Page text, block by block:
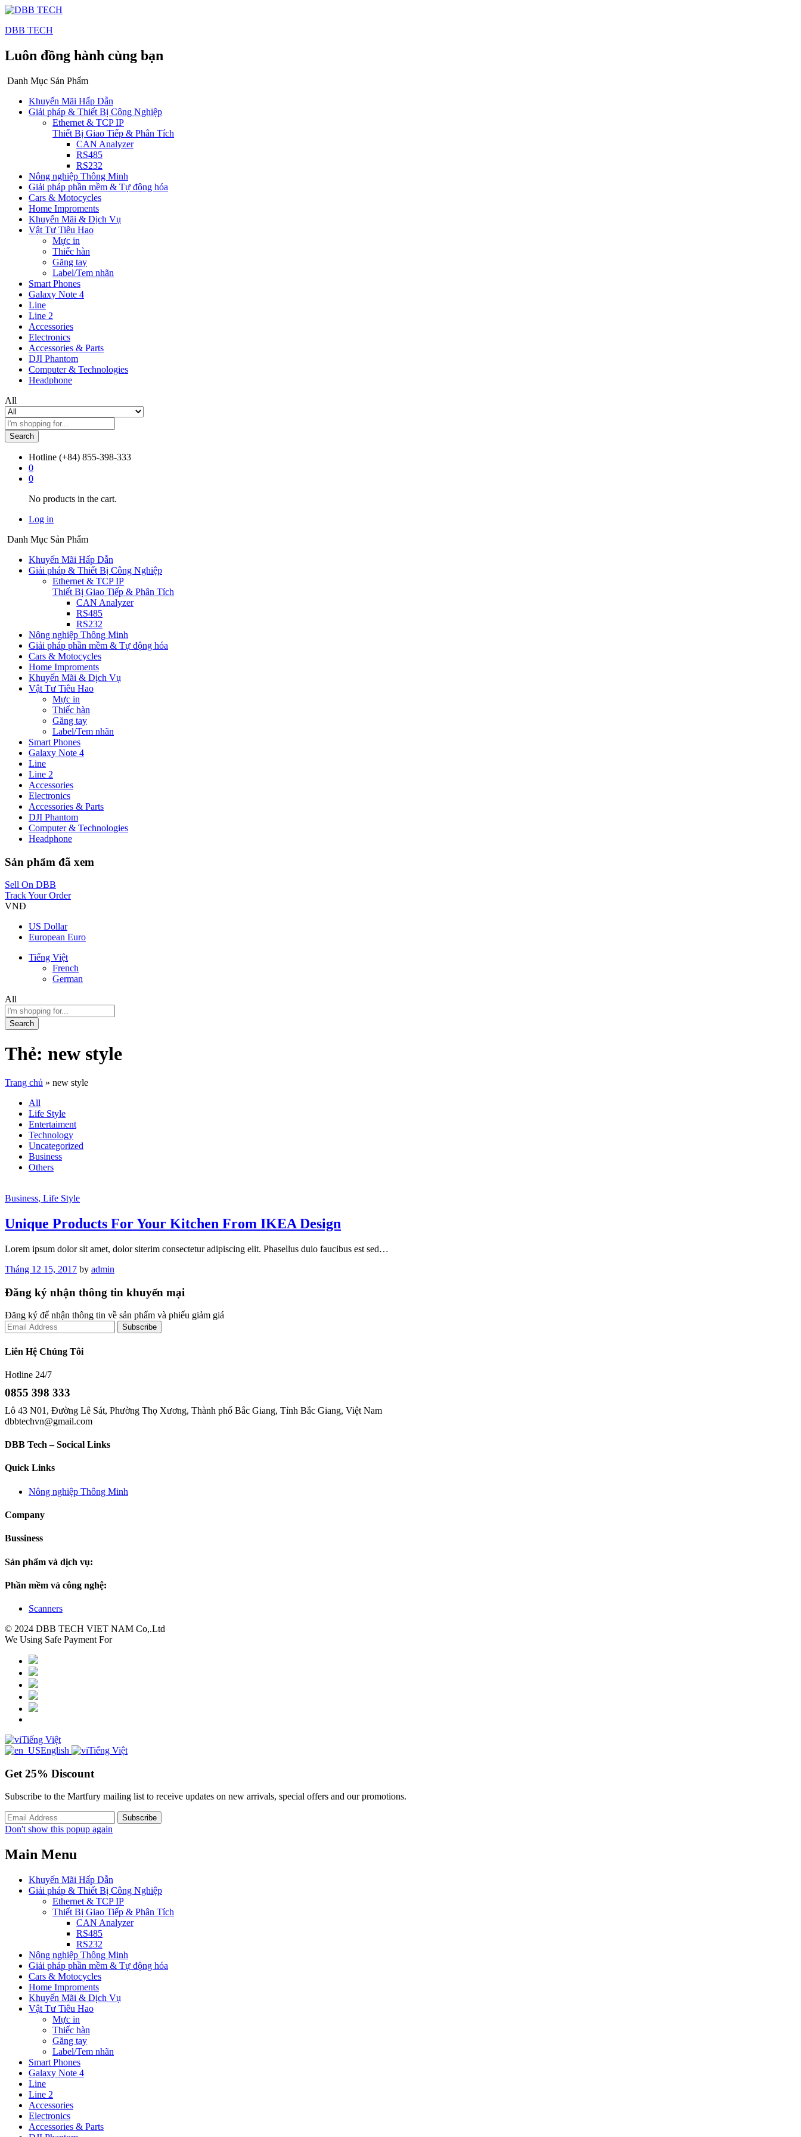
DBB TECH
Luôn đồng hành cùng bạn
Danh Mục Sản Phẩm
Khuyến Mãi Hấp Dẫn
Giải pháp & Thiết Bị Công Nghiệp
Ethernet & TCP IP
Thiết Bị Giao Tiếp & Phân Tích
CAN Analyzer
RS485
RS232
Nông nghiệp Thông Minh
Giải pháp phần mềm & Tự động hóa
Cars & Motocycles
Home Improments
Khuyến Mãi & Dịch Vụ
Vật Tư Tiêu Hao
Mực in
Thiếc hàn
Găng tay
Label/Tem nhãn
Smart Phones
Galaxy Note 4
Line
Line 2
Accessories
Electronics
Accessories & Parts
DJI Phantom
Computer & Technologies
Headphone
All
Search
Hotline (+84) 855-398-333
0
0
No products in the cart.
Log in
Danh Mục Sản Phẩm
Khuyến Mãi Hấp Dẫn
Giải pháp & Thiết Bị Công Nghiệp
Ethernet & TCP IP
Thiết Bị Giao Tiếp & Phân Tích
CAN Analyzer
RS485
RS232
Nông nghiệp Thông Minh
Giải pháp phần mềm & Tự động hóa
Cars & Motocycles
Home Improments
Khuyến Mãi & Dịch Vụ
Vật Tư Tiêu Hao
Mực in
Thiếc hàn
Găng tay
Label/Tem nhãn
Smart Phones
Galaxy Note 4
Line
Line 2
Accessories
Electronics
Accessories & Parts
DJI Phantom
Computer & Technologies
Headphone
Sản phẩm đã xem
Sell On DBB
Track Your Order
VNĐ
US Dollar
European Euro
Tiếng Việt
French
German
All
Search
Thẻ: new style
Trang chủ » new style
All
Life Style
Entertaiment
Technology
Uncategorized
Business
Others
Business, Life Style
Unique Products For Your Kitchen From IKEA Design
Lorem ipsum dolor sit amet, dolor siterim consectetur adipiscing elit. Phasellus duio faucibus est sed…
Tháng 12 15, 2017 by admin
Đăng ký nhận thông tin khuyến mại
Đăng ký để nhận thông tin về sản phẩm và phiếu giảm giá
Liên Hệ Chúng Tôi
Hotline 24/7
0855 398 333
Lô 43 N01, Đường Lê Sát, Phường Thọ Xương, Thành phố Bắc Giang, Tỉnh Bắc Giang, Việt Nam
dbbtechvn@gmail.com
DBB Tech – Socical Links
Quick Links
Nông nghiệp Thông Minh
Company
Bussiness
Sản phẩm và dịch vụ:
Phần mềm và công nghệ:
Scanners
© 2024 DBB TECH VIET NAM Co,.Ltd
We Using Safe Payment For
Tiếng Việt
English
Tiếng Việt
Get 25% Discount
Subscribe to the Martfury mailing list to receive updates on new arrivals, special offers and our promotions.
Don't show this popup again
Main Menu
Khuyến Mãi Hấp Dẫn
Giải pháp & Thiết Bị Công Nghiệp
Ethernet & TCP IP
Thiết Bị Giao Tiếp & Phân Tích
CAN Analyzer
RS485
RS232
Nông nghiệp Thông Minh
Giải pháp phần mềm & Tự động hóa
Cars & Motocycles
Home Improments
Khuyến Mãi & Dịch Vụ
Vật Tư Tiêu Hao
Mực in
Thiếc hàn
Găng tay
Label/Tem nhãn
Smart Phones
Galaxy Note 4
Line
Line 2
Accessories
Electronics
Accessories & Parts